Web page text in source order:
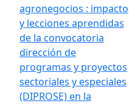
agronegocios : impacto
y lecciones aprendidas
de la convocatoria
dirección de
programas y proyectos
sectoriales y especiales
(DIPROSE) en la